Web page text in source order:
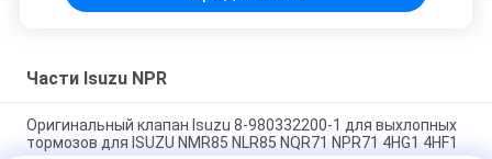
Части Isuzu NPR
Оригинальный клапан Isuzu 8-980332200-1 для выхлопных
тормозов для ISUZU NMR85 NLR85 NQR71 NPR71 4HG1 4HF1